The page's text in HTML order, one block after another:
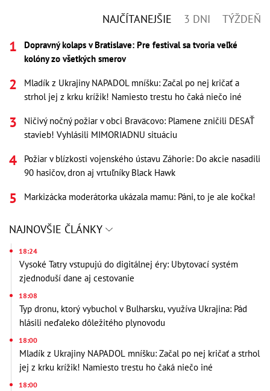
NAJČÍTANEJŠIE 3 DNI TÝŽDEŇ
Dopravný kolaps v Bratislave: Pre festival sa tvoria veľké
kolóny zo všetkých smerov
Mladík z Ukrajiny NAPADOL mníšku: Začal po nej kričať a
strhol jej z krku krížik! Namiesto trestu ho čaká niečo iné
Ničivý nočný požiar v obci Braväcovo: Plamene zničili DESAŤ
stavieb! Vyhlásili MIMORIADNU situáciu
Požiar v blízkosti vojenského ústavu Záhorie: Do akcie nasadili
90 hasičov, dron aj vrtuľníky Black Hawk
Markizácka moderátorka ukázala mamu: Páni, to je ale kočka!
NAJNOVŠIE ČLÁNKY
18:24
Vysoké Tatry vstupujú do digitálnej éry: Ubytovací systém
zjednoduší dane aj cestovanie
18:08
Typ dronu, ktorý vybuchol v Bulharsku, využíva Ukrajina: Pád
hlásili neďaleko dôležitého plynovodu
18:00
Mladík z Ukrajiny NAPADOL mníšku: Začal po nej kričať a strhol
jej z krku krížik! Namiesto trestu ho čaká niečo iné
18:00